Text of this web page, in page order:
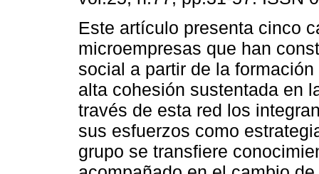
Este artículo presenta cinco
microempresas que han
social a partir de la
alta cohesión sustentada en
través de esta red los
sus esfuerzos como
grupo se transfiere